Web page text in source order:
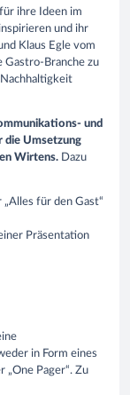
ihre Ideen im
und ihr
Klaus Egle vom
Gastro-Branche zu
und
Umsetzung
Wirtens. Dazu
für den Gast“
Präsentation
in Form eines
„One Pager“. Zu